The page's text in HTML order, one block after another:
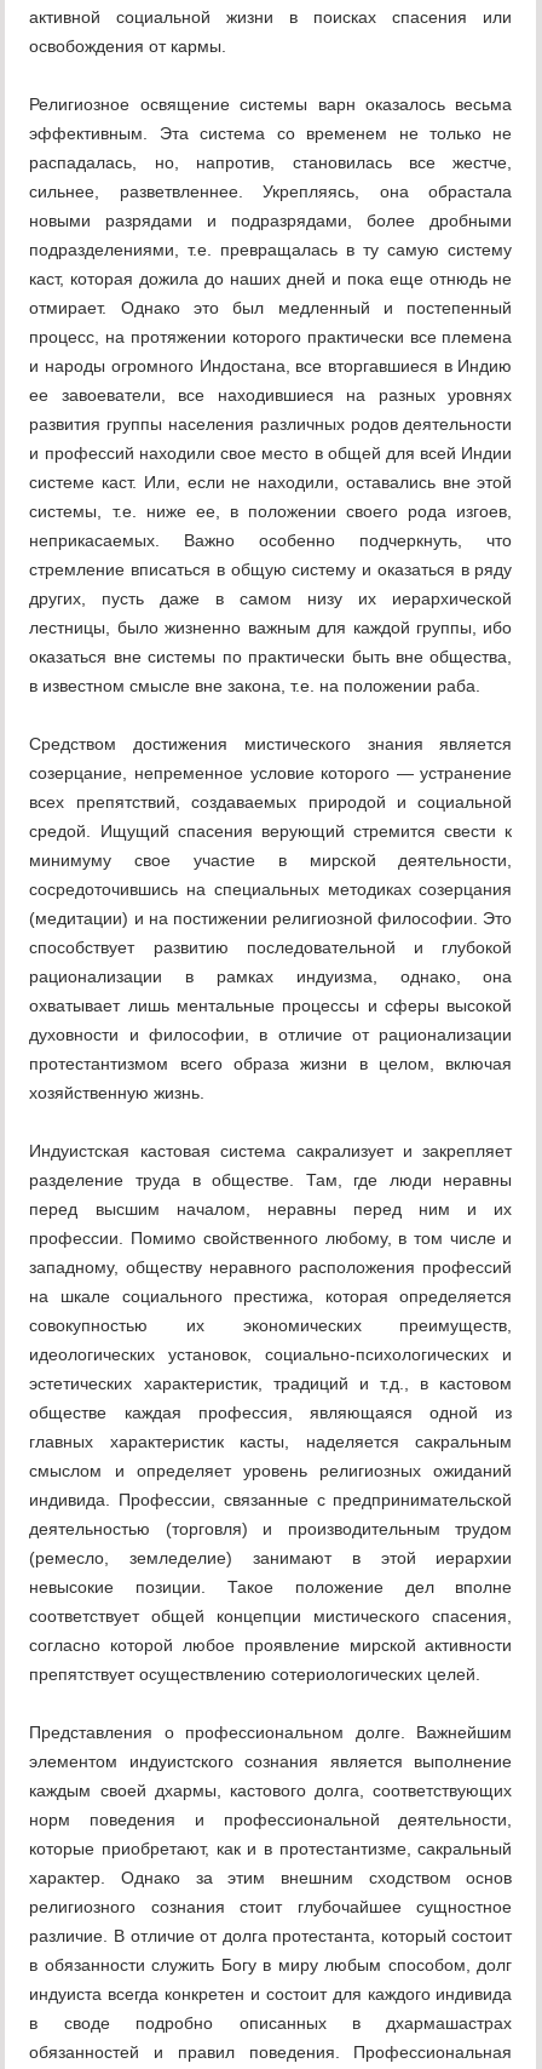
активной социальной жизни в поисках спасения или
освобождения от кармы.
Религиозное освящение системы варн оказалось весьма
эффективным. Эта система со временем не только не
распадалась, но, напротив, становилась все жестче,
сильнее, разветвленнее. Укрепляясь, она обрастала
новыми разрядами и подразрядами, более дробными
подразделениями, т.е. превращалась в ту самую систему
каст, которая дожила до наших дней и пока еще отнюдь не
отмирает. Однако это был медленный и постепенный
процесс, на протяжении которого практически все племена
и народы огромного Индостана, все вторгавшиеся в Индию
ее завоеватели, все находившиеся на разных уровнях
развития группы населения различных родов деятельности
и профессий находили свое место в общей для всей Индии
системе каст. Или, если не находили, оставались вне этой
системы, т.е. ниже ее, в положении своего рода изгоев,
неприкасаемых. Важно особенно подчеркнуть, что
стремление вписаться в общую систему и оказаться в ряду
других, пусть даже в самом низу их иерархической
лестницы, было жизненно важным для каждой группы, ибо
оказаться вне системы по практически быть вне общества,
в известном смысле вне закона, т.е. на положении раба.
Средством достижения мистического знания является
созерцание, непременное условие которого — устранение
всех препятствий, создаваемых природой и социальной
средой. Ищущий спасения верующий стремится свести к
минимуму свое участие в мирской деятельности,
сосредоточившись на специальных методиках созерцания
(медитации) и на постижении религиозной философии. Это
способствует развитию последовательной и глубокой
рационализации в рамках индуизма, однако, она
охватывает лишь ментальные процессы и сферы высокой
духовности и философии, в отличие от рационализации
протестантизмом всего образа жизни в целом, включая
хозяйственную жизнь.
Индуистская кастовая система сакрализует и закрепляет
разделение труда в обществе. Там, где люди неравны
перед высшим началом, неравны перед ним и их
профессии. Помимо свойственного любому, в том числе и
западному, обществу неравного расположения профессий
на шкале социального престижа, которая определяется
совокупностью их экономических преимуществ,
идеологических установок, социально-психологических и
эстетических характеристик, традиций и т.д., в кастовом
обществе каждая профессия, являющаяся одной из
главных характеристик касты, наделяется сакральным
смыслом и определяет уровень религиозных ожиданий
индивида. Профессии, связанные с предпринимательской
деятельностью (торговля) и производительным трудом
(ремесло, земледелие) занимают в этой иерархии
невысокие позиции. Такое положение дел вполне
соответствует общей концепции мистического спасения,
согласно которой любое проявление мирской активности
препятствует осуществлению сотериологических целей.
Представления о профессиональном долге. Важнейшим
элементом индуистского сознания является выполнение
каждым своей дхармы, кастового долга, соответствующих
норм поведения и профессиональной деятельности,
которые приобретают, как и в протестантизме, сакральный
характер. Однако за этим внешним сходством основ
религиозного сознания стоит глубочайшее сущностное
различие. В отличие от долга протестанта, который состоит
в обязанности служить Богу в миру любым способом, долг
индуиста всегда конкретен и состоит для каждого индивида
в своде подробно описанных в дхармашастрах
обязанностей и правил поведения. Профессиональная